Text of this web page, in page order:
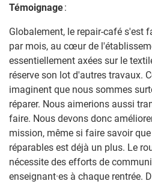
Témoignage:
Globalement, le repair-café s'est
par mois, au cœur de
essentiellement axées sur le
réserve son lot d'autres travaux.
imaginent que nous sommes
réparer. Nous aimerions aussi
faire. Nous devons donc
mission, même si faire savoir
réparables est déjà un plus. Le
nécessite des efforts de
enseignant·es à chaque rentrée.